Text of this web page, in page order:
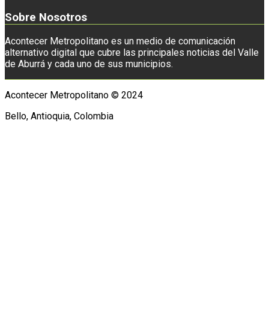
Sobre Nosotros
Acontecer Metropolitano es un medio de comunicación
alternativo digital que cubre las principales noticias del Valle
de Aburrá y cada uno de sus municipios.
Acontecer Metropolitano © 2024
Bello, Antioquia, Colombia